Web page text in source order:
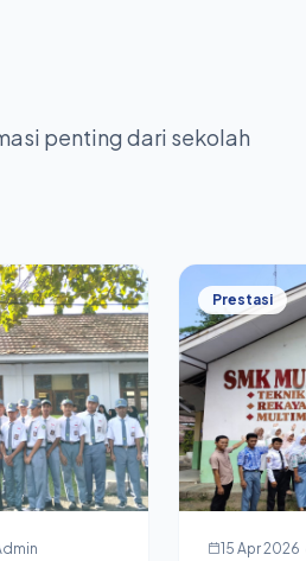
penting dari sekolah
Prestasi
15 Apr 2026